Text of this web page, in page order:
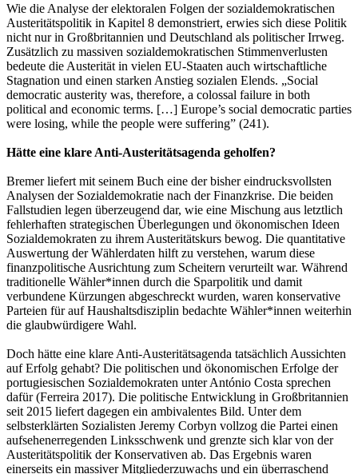
Wie die Analyse der elektoralen Folgen der sozialdemokratischen
Austeritätspolitik in Kapitel 8 demonstriert, erwies sich diese Politik
nicht nur in Großbritannien und Deutschland als politischer Irrweg.
Zusätzlich zu massiven sozialdemokratischen Stimmenverlusten
bedeute die Austerität in vielen EU-Staaten auch wirtschaftliche
Stagnation und einen starken Anstieg sozialen Elends. „Social
democratic austerity was, therefore, a colossal failure in both
political and economic terms. […] Europe’s social democratic parties
were losing, while the people were suffering” (241).
Hätte eine klare Anti-Austeritätsagenda geholfen?
Bremer liefert mit seinem Buch eine der bisher eindrucksvollsten
Analysen der Sozialdemokratie nach der Finanzkrise. Die beiden
Fallstudien legen überzeugend dar, wie eine Mischung aus letztlich
fehlerhaften strategischen Überlegungen und ökonomischen Ideen
Sozialdemokraten zu ihrem Austeritätskurs bewog. Die quantitative
Auswertung der Wählerdaten hilft zu verstehen, warum diese
finanzpolitische Ausrichtung zum Scheitern verurteilt war. Während
traditionelle Wähler*innen durch die Sparpolitik und damit
verbundene Kürzungen abgeschreckt wurden, waren konservative
Parteien für auf Haushaltsdisziplin bedachte Wähler*innen weiterhin
die glaubwürdigere Wahl.
Doch hätte eine klare Anti-Austeritätsagenda tatsächlich Aussichten
auf Erfolg gehabt? Die politischen und ökonomischen Erfolge der
portugiesischen Sozialdemokraten unter António Costa sprechen
dafür (Ferreira 2017). Die politische Entwicklung in Großbritannien
seit 2015 liefert dagegen ein ambivalentes Bild. Unter dem
selbsterklärten Sozialisten Jeremy Corbyn vollzog die Partei einen
aufsehenerregenden Linksschwenk und grenzte sich klar von der
Austeritätspolitik der Konservativen ab. Das Ergebnis waren
einerseits ein massiver Mitgliederzuwachs und ein überraschend